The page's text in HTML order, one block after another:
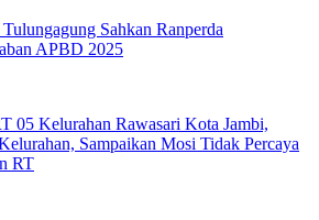
Sahkan Ranperda
APBD 2025
05 Kelurahan Rawasari Kota Jambi,
Sampaikan Mosi Tidak Percaya
RT